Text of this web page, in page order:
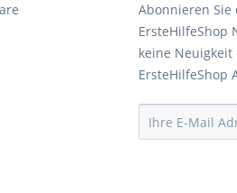
Abonnieren Sie
ErsteHilfeShop
keine
ErsteHilfeShop